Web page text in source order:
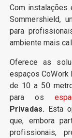
Com instalações
Sommershield,
para
ambiente mais
Oferece as
espaços CoWork
de 10 a 50
para os
Privadas. Esta
que, embora
profissionais,